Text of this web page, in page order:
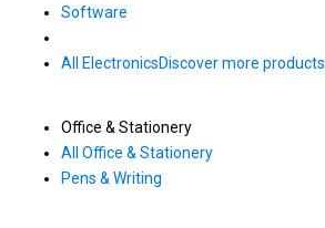
Software
All ElectronicsDiscover more products
Office & Stationery
All Office & Stationery
Pens & Writing